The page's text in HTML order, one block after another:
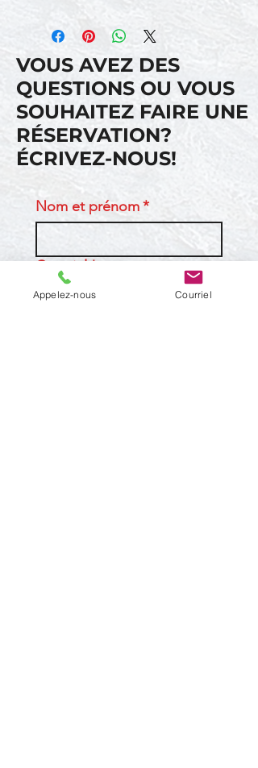
VOUS AVEZ DES
QUESTIONS OU VOUS
SOUHAITEZ FAIRE UNE
RÉSERVATION?
ÉCRIVEZ-NOUS!
Nom et prénom*
Courriel*
Appelez-nous Courriel